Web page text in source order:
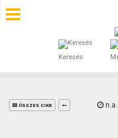
Keresés
SZÁLLÁSOK
ÁLTALÁNOS
ÖSSZES CIKK